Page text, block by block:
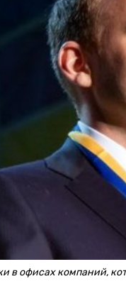
в офисах компаний,